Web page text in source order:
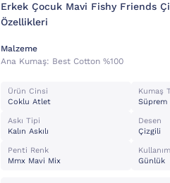
Erkek Çocuk Mavi Fishy Friends
Özellikleri
Malzeme
Ana Kumaş: Best Cotton %100
Ürün Cinsi
Coklu Atlet
Kumaş
Süprem
Askı Tipi
Kalın Askılı
Desen
Çizgili
Penti Renk
Mmx Mavi Mix
Kullanım
Günlük